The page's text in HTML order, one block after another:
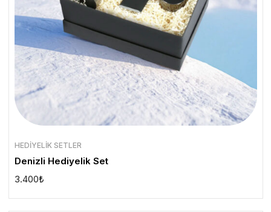
HEDIYELIK SETLER
Denizli Hediyelik Set
3.400₺